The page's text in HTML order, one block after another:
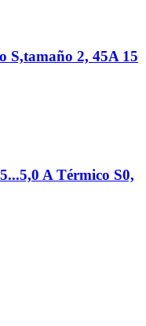
S,tamaño 2, 45A 15
A Térmico S0,